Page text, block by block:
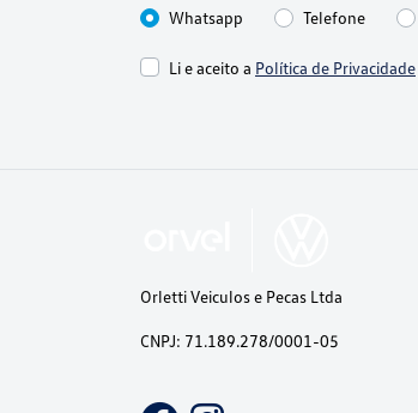
Whatsapp
Telefone
Li e aceito a Política de Privacidade
Orletti Veiculos e Pecas Ltda
CNPJ: 71.189.278/0001-05